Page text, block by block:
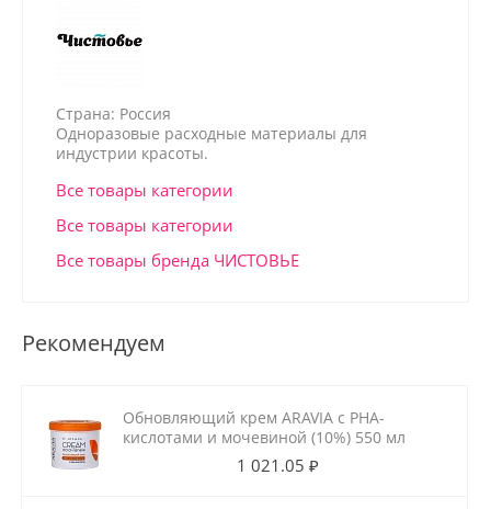
Страна: Россия
Одноразовые расходные материалы для
индустрии красоты.
Все товары категории
Все товары категории
Все товары бренда ЧИСТОВЬЕ
Рекомендуем
Обновляющий крем ARAVIA с РНА-
кислотами и мочевиной (10%) 550 мл
1 021.05 ₽